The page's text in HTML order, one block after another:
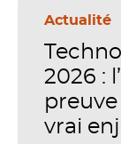
Actualité
2026 :
vrai